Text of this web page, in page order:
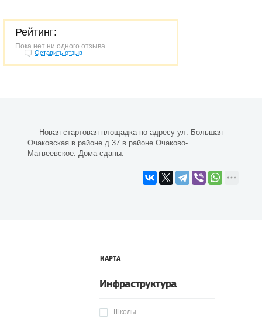
Рейтинг:
Пока нет ни одного отзыва
Оставить отзыв
Новая стартовая площадка по адресу ул. Большая
Очаковская в районе д.37 в районе Очаково-
Матвеевское. Дома сданы.
КАРТА
Инфраструктура
Школы